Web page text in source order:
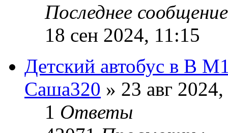
Последнее
18 сен 2024, 11:15
Детский автобус в В
Саша320 » 23 авг
1 Ответы